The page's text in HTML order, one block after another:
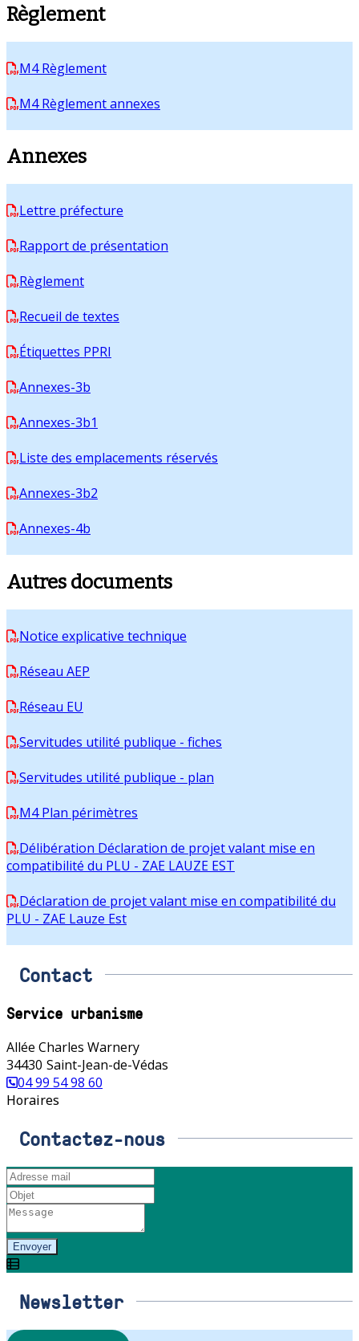
Règlement
M4 Règlement
M4 Règlement annexes
Annexes
Lettre préfecture
Rapport de présentation
Règlement
Recueil de textes
Étiquettes PPRI
Annexes-3b
Annexes-3b1
Liste des emplacements réservés
Annexes-3b2
Annexes-4b
Autres documents
Notice explicative technique
Réseau AEP
Réseau EU
Servitudes utilité publique - fiches
Servitudes utilité publique - plan
M4 Plan périmètres
Délibération Déclaration de projet valant mise en
compatibilité du PLU - ZAE LAUZE EST
Déclaration de projet valant mise en compatibilité du
PLU - ZAE Lauze Est
Contact
Service urbanisme
Allée Charles Warnery
34430 Saint-Jean-de-Védas
04 99 54 98 60
Horaires
Contactez-nous
Envoyer
Newsletter